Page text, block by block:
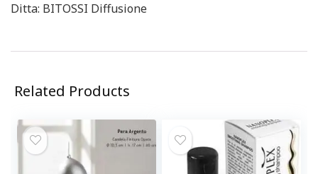
Ditta: BITOSSI Diffusione
Related Products